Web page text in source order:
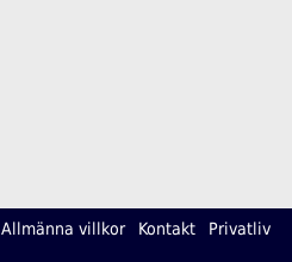
Allmänna villkor Kontakt Privatliv